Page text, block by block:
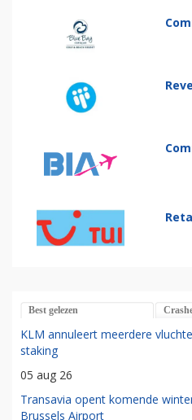
Best gelezen
KLM annuleert meerdere
staking
05 aug 26
Transavia opent komende
Brussels Airport